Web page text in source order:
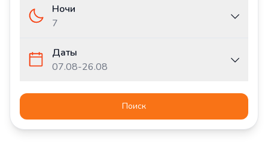
Ночи
7
Даты
07.08-26.08
Поиск